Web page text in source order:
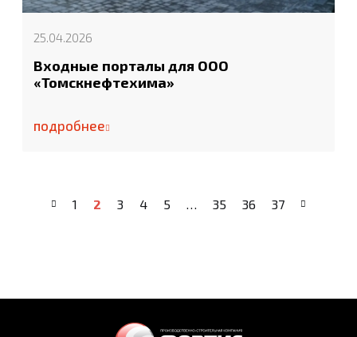
25.04.2026
Входные порталы для ООО
«Томскнефтехима»
подробнее
1 2 3 4 5 35 36 37